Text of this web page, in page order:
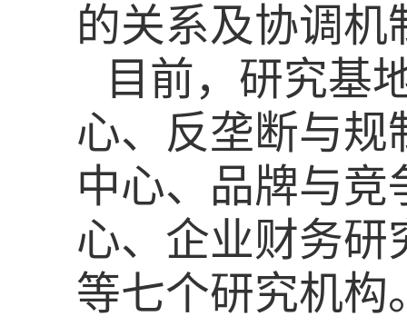
的关系及协调机
目前，研究基
心、反垄断与规
中心、品牌与
心、企业财务研
等七个研究机构